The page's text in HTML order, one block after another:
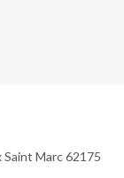
Marc 62175